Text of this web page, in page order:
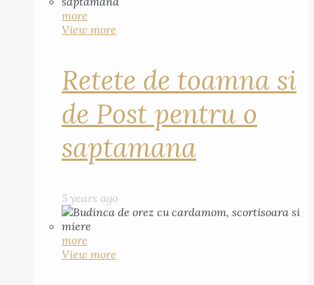
more
View more
Retete de toamna si
de Post pentru o
saptamana
5 years ago
more
View more